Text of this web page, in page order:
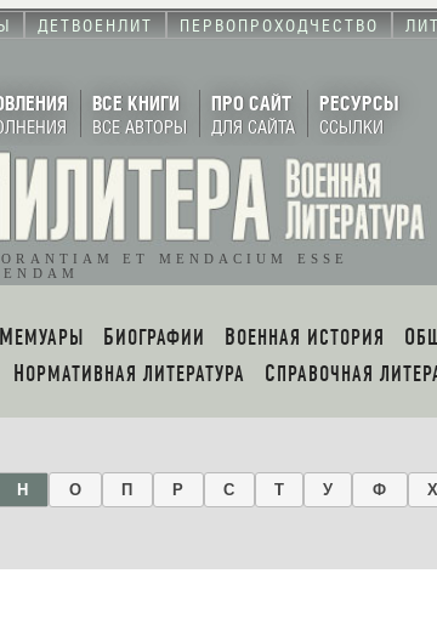
ДЕТВОЕНЛИТ ПЕРВОПРОХОДЧЕСТВО
ВСЕ КНИГИ
ВСЕ АВТОРЫ
ПРО САЙТ
ДЛЯ САЙТА
РЕСУРСЫ
ССЫЛКИ
ET MENDACIUM ESSE
МЕМУАРЫ БИОГРАФИИ ВОЕННАЯ ИСТОРИЯ
НОРМАТИВНАЯ ЛИТЕРАТУРА СПРАВОЧНАЯ
Н О П Р С Т У Ф Х